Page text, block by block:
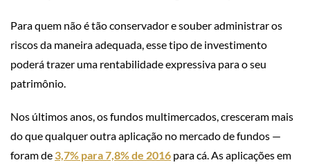
Para quem não é tão conservador e souber administrar os
riscos da maneira adequada, esse tipo de investimento
poderá trazer uma rentabilidade expressiva para o seu
patrimônio.
Nos últimos anos, os fundos multimercados, cresceram mais
do que qualquer outra aplicação no mercado de fundos —
foram de 3,7% para 7,8% de 2016 para cá. As aplicações em